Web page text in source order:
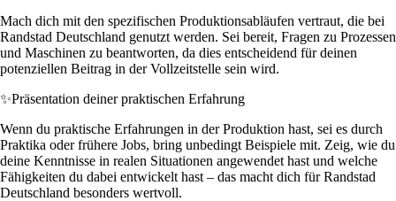
Mach dich mit den spezifischen Produktionsabläufen vertraut, die bei
Randstad Deutschland genutzt werden. Sei bereit, Fragen zu Prozessen
und Maschinen zu beantworten, da dies entscheidend für deinen
potenziellen Beitrag in der Vollzeitstelle sein wird.
✨Präsentation deiner praktischen Erfahrung
Wenn du praktische Erfahrungen in der Produktion hast, sei es durch
Praktika oder frühere Jobs, bring unbedingt Beispiele mit. Zeig, wie du
deine Kenntnisse in realen Situationen angewendet hast und welche
Fähigkeiten du dabei entwickelt hast – das macht dich für Randstad
Deutschland besonders wertvoll.